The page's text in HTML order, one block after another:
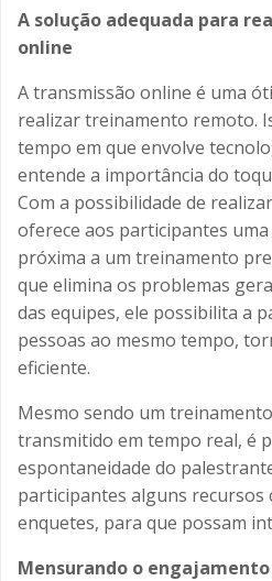
A solução adequada para
online
A transmissão online é uma
realizar treinamento remoto.
tempo em que envolve
entende a importância do
Com a possibilidade de
oferece aos participantes
próxima a um treinamento
que elimina os problemas
das equipes, ele possibilita a
pessoas ao mesmo tempo,
eficiente.
Mesmo sendo um
transmitido em tempo real, é
espontaneidade do
participantes alguns recursos
enquetes, para que possam
Mensurando o